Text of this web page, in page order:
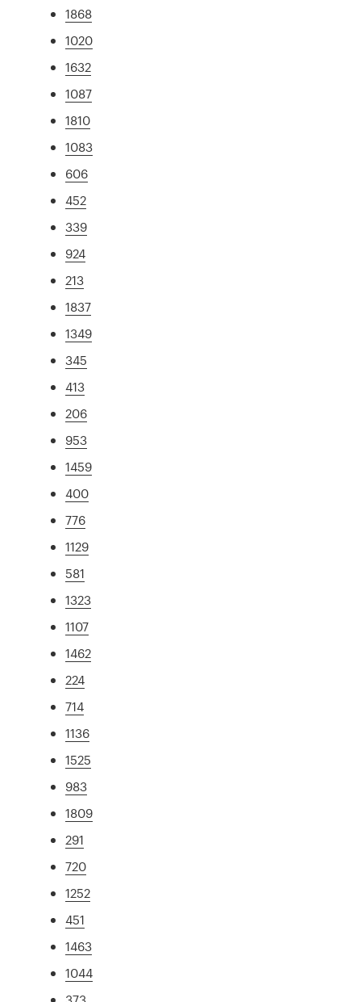
1868
1020
1632
1087
1810
1083
606
452
339
924
213
1837
1349
345
413
206
953
1459
400
776
1129
581
1323
1107
1462
224
714
1136
1525
983
1809
291
720
1252
451
1463
1044